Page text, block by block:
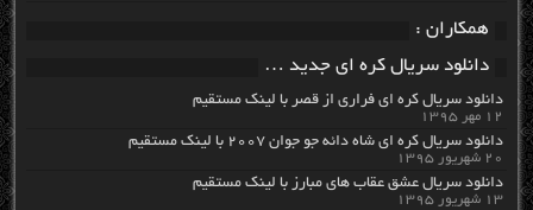
همکاران :
دانلود سریال کره ای جدید …
دانلود سریال کره ای فراری از قصر با لینک مستقیم
۱۲ مهر ۱۳۹۵
دانلود سریال کره ای شاه دائه جو جوان ۲۰۰۷ با لینک مستقیم
۲۰ شهریور ۱۳۹۵
دانلود سریال عشق عقاب های مبارز با لینک مستقیم
۱۳ شهریور ۱۳۹۵